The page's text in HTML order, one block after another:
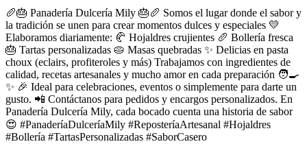
🥖🎂 Panadería Dulcería Mily 🎂🥖 Somos el lugar donde el sabor y
la tradición se unen para crear momentos dulces y especiales 💛
Elaboramos diariamente: 🥐 Hojaldres crujientes 🥖 Bollería fresca
🎂 Tartas personalizadas 🥧 Masas quebradas ✨ Delicias en pasta
choux (eclairs, profiteroles y más) Trabajamos con ingredientes de
calidad, recetas artesanales y mucho amor en cada preparación 🧑‍🍳
✨ 🎉 Ideal para celebraciones, eventos o simplemente para darte un
gusto. 📲 Contáctanos para pedidos y encargos personalizados. En
Panadería Dulcería Mily, cada bocado cuenta una historia de sabor
😍 #PanaderíaDulceríaMily #ReposteríaArtesanal #Hojaldres
#Bollería #TartasPersonalizadas #SaborCasero